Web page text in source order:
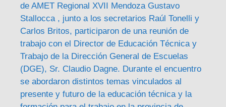
de AMET Regional XVII Mendoza Gustavo
Stallocca , junto a los secretarios Raúl Tonelli y
Carlos Britos, participaron de una reunión de
trabajo con el Director de Educación Técnica y
Trabajo de la Dirección General de Escuelas
(DGE), Sr. Claudio Dagne. Durante el encuentro
se abordaron distintos temas vinculados al
presente y futuro de la educación técnica y la